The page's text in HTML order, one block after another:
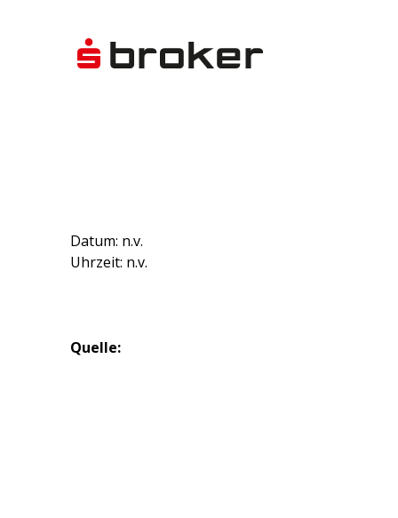
Datum: n.v.
Uhrzeit: n.v.
Quelle: